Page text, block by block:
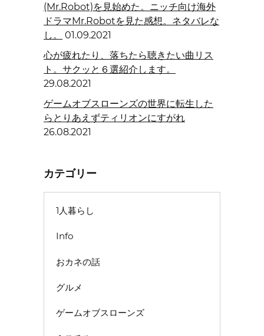
(Mr.Robot)を見始めた。ニッチ向け海外
ドラマMr.Robotを見た感想。ネタバレな
し。
01.09.2021
心が疲れたり、落ちたら聴きたい曲リス
ト。サクッと６選紹介します。
29.08.2021
ゲームオブスローンズの世界に転生した
らとりあえずティリオンにすがれ
26.08.2021
カテゴリー
1人暮らし
Info
おカネの話
グルメ
ゲームオブスローンズ